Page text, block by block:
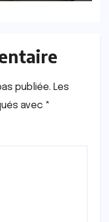
publiée. Les
avec *